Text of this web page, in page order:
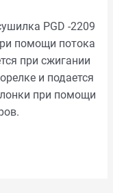
PGD -2209
помощи потока
при сжигании
и подается
при помощи